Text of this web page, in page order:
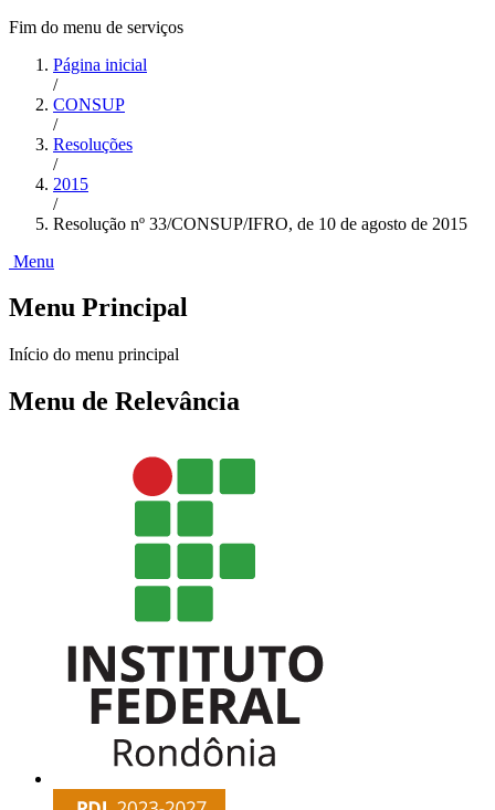
Fim do menu de serviços
Página inicial
/
CONSUP
/
Resoluções
/
2015
/
Resolução nº 33/CONSUP/IFRO, de 10 de agosto de 2015
Menu
Menu Principal
Início do menu principal
Menu de Relevância